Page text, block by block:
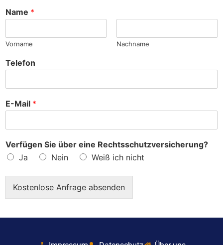
e
Name *
Vorname Nachname
Telefon
E-Mail *
Verfügen Sie über eine Rechtsschutzversicherung?
Ja
Nein Weiß ich nicht
Kostenlose Anfrage absenden